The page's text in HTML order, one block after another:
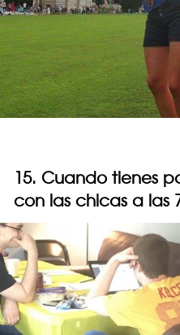
15. Cuando tienes
con las chicas a las